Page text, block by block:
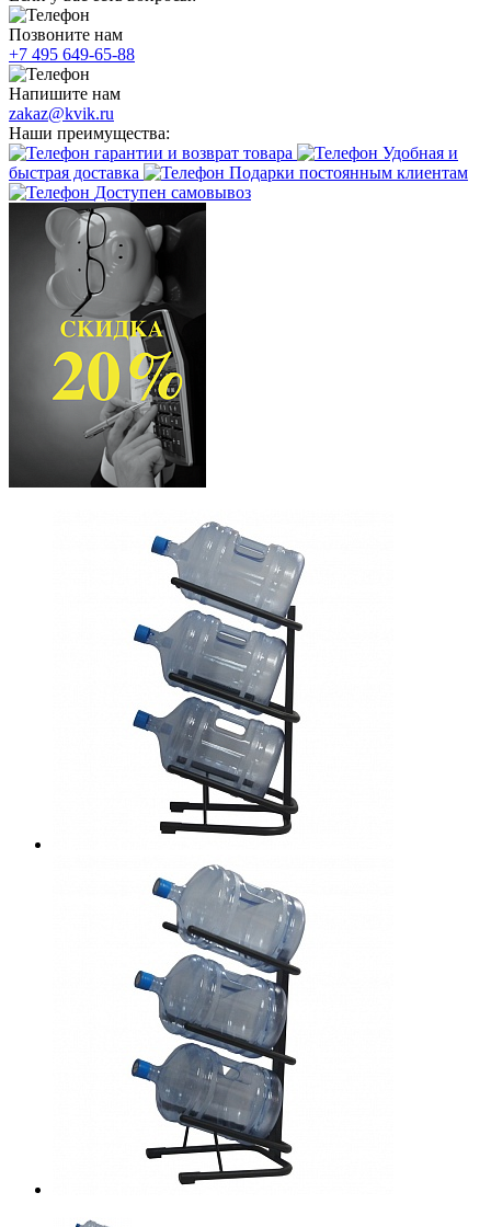
Позвоните нам
+7 495 649-65-88
Напишите нам
zakaz@kvik.ru
Наши преимущества:
гарантии и возврат товара
Удобная и
быстрая доставка
Подарки постоянным клиентам
Доступен самовывоз